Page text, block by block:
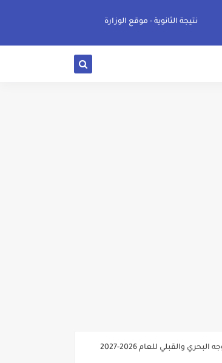
نتيجة الثانوية - موقع الوزارة